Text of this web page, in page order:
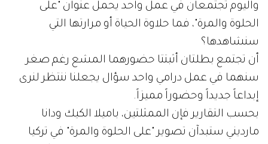
واليوم تجتمعان في عمل واحد يحمل عنوان "على
الحلوة والمرة"، فما حلاوة الحياة أو مرارتها التي
سنشاهدها؟
أن تجتمع بطلتان أثبتتا حضورهما المشع رغم صغر
سنهما في عمل درامي واحد سؤال يجعلنا ننتظر لنرى
إبداعاً جديداً وحضوراً مميزاً.
بحسب التقارير فإن الممثلتين، باميلا الكيك ودانا
مارديني ستبدآن تصوير "على الحلوة والمرة" في تركيا